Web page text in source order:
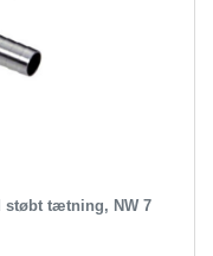
støbt tætning, NW 7